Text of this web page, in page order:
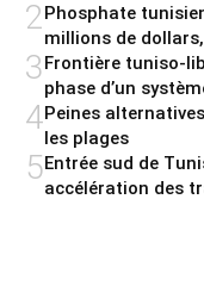
2 Phosphate
millions de
3Frontière tuniso-
phase d’un
4Peines
les plages
5Entrée sud de
accélération des